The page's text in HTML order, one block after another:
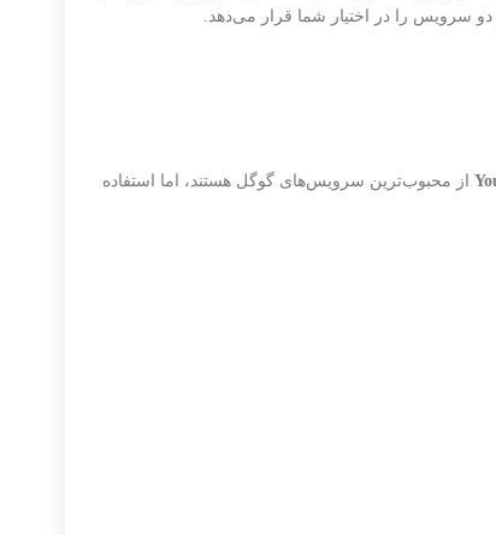
سرویس را در اختیار شما قرار می‌دهد.
از محبوب‌ترین سرویس‌های گوگل هستند، اما استفاده